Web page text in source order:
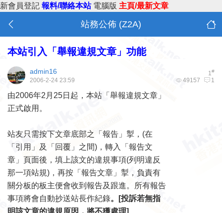
新會員登記 報料/聯絡本站 電腦版 主頁/最新文章
站務公佈 (Z2A)
本站引入「舉報違規文章」功能
1#
admin16
49157 1
2006-2-24 23:59
由2006年2月25日起，本站「舉報違規文章」
正式啟用。
站友只需按下文章底部之「報告」掣，(在
「引用」及「回覆」之間)，轉入「報告文
章」頁面後，填上該文的違規事項(列明違反
那一項站規)，再按「報告文章」掣，負責有
關分板的板主便會收到報告及跟進。所有報告
事項將會自動抄送站長作紀錄。[投訴若無指
明該文章的違規原因，將不獲處理]